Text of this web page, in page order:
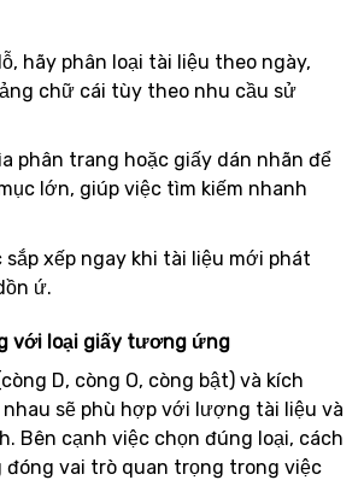
hãy phân loại tài liệu theo ngày,
chữ cái tùy theo nhu cầu sử
phân trang hoặc giấy dán nhãn để
lớn, giúp việc tìm kiếm nhanh
xếp ngay khi tài liệu mới phát
ứ.
với loại giấy tương ứng
D, còng O, còng bật) và kích
sẽ phù hợp với lượng tài liệu và
Bên cạnh việc chọn đúng loại, cách
đóng vai trò quan trọng trong việc